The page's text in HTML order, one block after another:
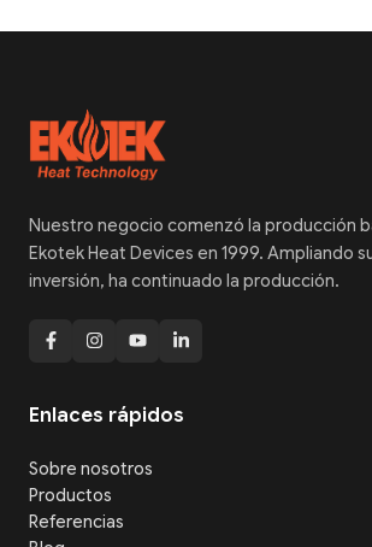
Nuestro negocio comenzó la producción
Ekotek Heat Devices en 1999. Ampliando
inversión, ha continuado la producción.
Enlaces rápidos
Sobre nosotros
Productos
Referencias